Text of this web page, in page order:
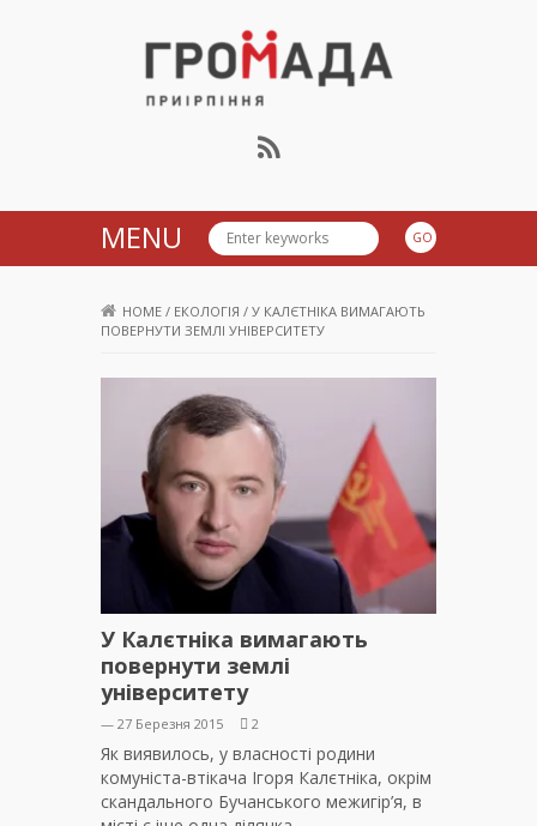
Громада Приірпіння
MENU
HOME / ЕКОЛОГІЯ / У КАЛЄТНІКА ВИМАГАЮТЬ
ПОВЕРНУТИ ЗЕМЛІ УНІВЕРСИТЕТУ
У Калєтніка вимагають
повернути землі
університету
— 27 Березня 2015 2
Як виявилось, у власності родини
комуніста-втікача Ігоря Калєтніка, окрім
скандального Бучанського межигір’я, в